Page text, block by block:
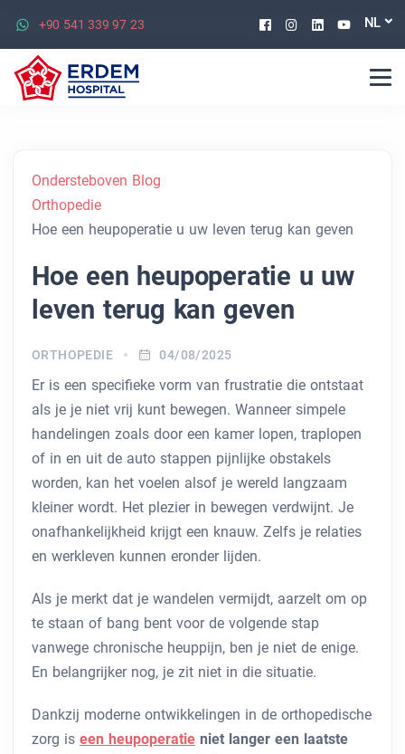
+90 541 339 97 23 Facebook
Instagram
Linkedin
NL
Ondersteboven Blog
Orthopedie
Hoe een heupoperatie u uw leven terug kan geven
Hoe een heupoperatie u uw
leven terug kan geven
ORTHOPEDIE 04/08/2025
Er is een specifieke vorm van frustratie die ontstaat
als je je niet vrij kunt bewegen. Wanneer simpele
handelingen zoals door een kamer lopen, traplopen
of in en uit de auto stappen pijnlijke obstakels
worden, kan het voelen alsof je wereld langzaam
kleiner wordt. Het plezier in bewegen verdwijnt. Je
onafhankelijkheid krijgt een knauw. Zelfs je relaties
en werkleven kunnen eronder lijden.
Als je merkt dat je wandelen vermijdt, aarzelt om op
te staan ​​of bang bent voor de volgende stap
vanwege chronische heuppijn, ben je niet de enige.
En belangrijker nog, je zit niet in die situatie.
Dankzij moderne ontwikkelingen in de orthopedische
zorg is een heupoperatie niet langer een laatste